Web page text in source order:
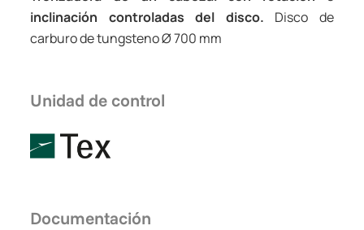
inclinación controladas del disco. Disco de
carburo de tungsteno Ø 700 mm
Unidad de control
Documentación